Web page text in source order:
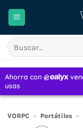
Buscar
por:
VORPC » Portátiles »